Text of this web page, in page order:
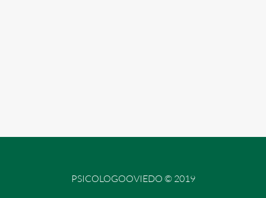
PSICOLOGOOVIEDO © 2019